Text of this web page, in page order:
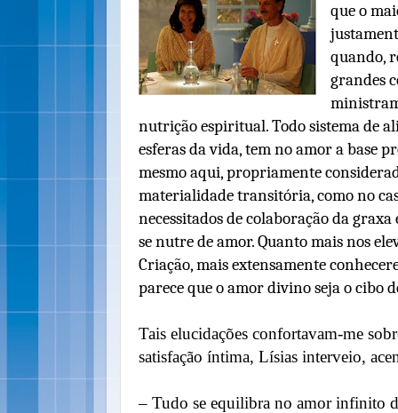
que o
quando,
grandes
nutrição espiritual. Todo sistema de
esferas da vida, tem no amor a base
mesmo aqui, propriamente
materialidade transitória, como no
necessitados de colaboração da graxa
se nutre de amor. Quanto mais nos
Criação, mais extensamente
parece que o amor divino seja o cibo
Tais elucidações confortavam-me
satisfação íntima, Lísias interveio,
– Tudo se equilibra no amor infinito